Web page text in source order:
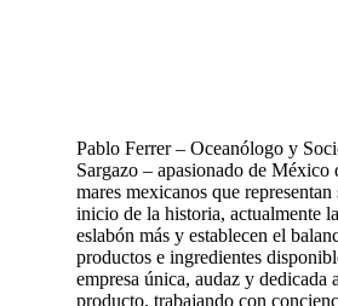
Pablo Ferrer – Oceanólogo y
Sargazo – apasionado de México
mares mexicanos que
inicio de la historia, actualmente
eslabón más y establecen el
productos e ingredientes
empresa única, audaz y dedicada
producto, trabajando con